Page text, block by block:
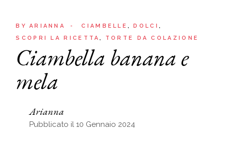
BY ARIANNA CIAMBELLE
DOLCI
SCOPRI LA RICETTA
TORTE DA COLAZIONE
Ciambella banana e
mela
Arianna
Pubblicato il 10 Gennaio 2024